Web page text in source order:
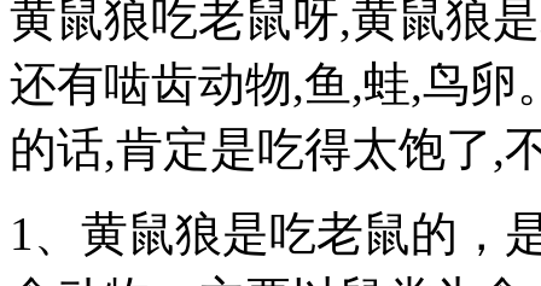
黄鼠狼吃老鼠呀,黄鼠狼
还有啮齿动物,鱼,蛙,鸟卵
的话,肯定是吃得太饱了,
1、黄鼠狼是吃老鼠的，